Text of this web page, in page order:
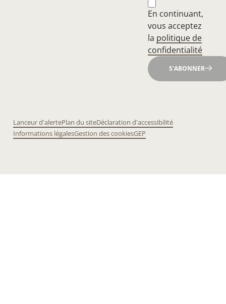
En continuant,
vous acceptez
la politique de
confidentialité
S'ABONNER
Lanceur d'alertePlan du siteDéclaration d'accessibilité
Informations légalesGestion des cookiesGEP